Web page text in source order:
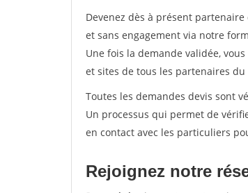
Devenez dès à présent partenaire
et sans engagement via notre
Une fois la demande validée,
et sites de tous les partenaires du
Toutes les demandes devis sont
Un processus qui permet de
en contact avec les particuliers
Rejoignez notre